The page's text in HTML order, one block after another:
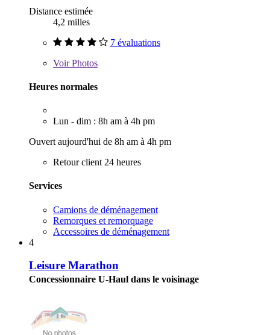
Distance estimée
4,2 milles
7 évaluations
VoirPhotos
Heures normales
Lun - dim : 8h am à 4h pm
Ouvert aujourd'hui de 8h am à 4h pm
Retour client 24 heures
Services
Camions de déménagement
Remorques et remorquage
Accessoires de déménagement
4
Leisure Marathon
Concessionnaire U-Haul dans le voisinage